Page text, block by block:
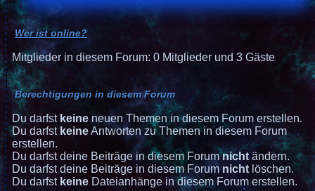
Wer ist online?
Mitglieder in diesem Forum: 0 Mitglieder und 3 Gäste
Berechtigungen in diesem Forum
Du darfst keineneuen Themen in diesem Forum erstellen.
Du darfst keineAntworten zu Themen in diesem Forum
erstellen.
Du darfst deine Beiträge in diesem Forumnichtändern.
Du darfst deine Beiträge in diesem Forumnicht löschen.
Du darfst keine Dateianhänge in diesem Forum erstellen.